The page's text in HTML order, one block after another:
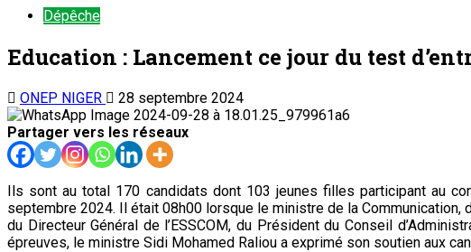
Dépêche
Education : Lancement ce jour du test
ONEP NIGER
28 septembre 2024
Partager vers les réseaux
Ils sont au total 170 candidats dont 103 jeunes filles participant au
septembre 2024. Il était 08h00 lorsque le ministre de la
du Directeur Général de l’ESSCOM, du Président du Conseil
épreuves, le ministre Sidi Mohamed Raliou a exprimé son soutien aux